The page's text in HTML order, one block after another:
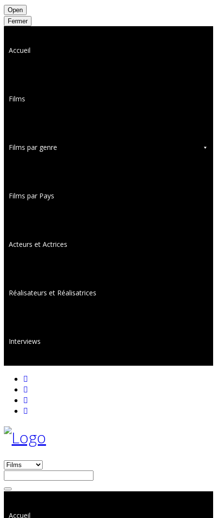
Open
Fermer
Accueil
Films
Films par genre
Films par Pays
Acteurs et Actrices
Réalisateurs et Réalisatrices
Interviews
Accueil